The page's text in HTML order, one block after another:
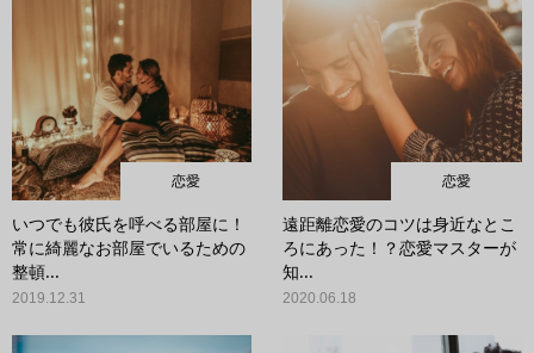
恋愛
いつでも彼氏を呼べる部屋に！
常に綺麗なお部屋でいるための
整頓...
2019.12.31
恋愛
遠距離恋愛のコツは身近なとこ
ろにあった！？恋愛マスターが
知...
2020.06.18